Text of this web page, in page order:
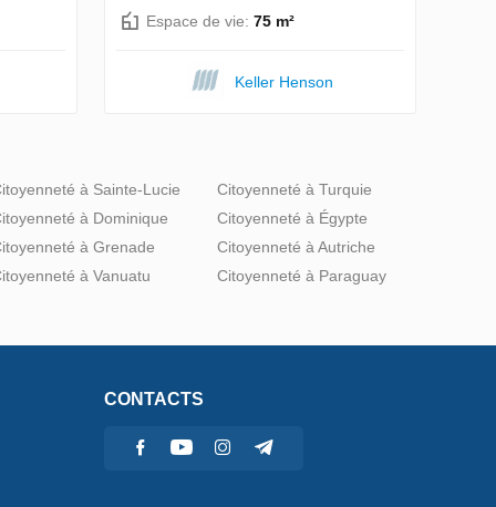
Espace de vie: 75 m²
Keller Henson
à Sainte-Lucie
à Dominique
à Grenade
à Vanuatu
Citoyenneté à Turquie
Citoyenneté à Égypte
Citoyenneté à Autriche
Citoyenneté à Paraguay
CONTACTS